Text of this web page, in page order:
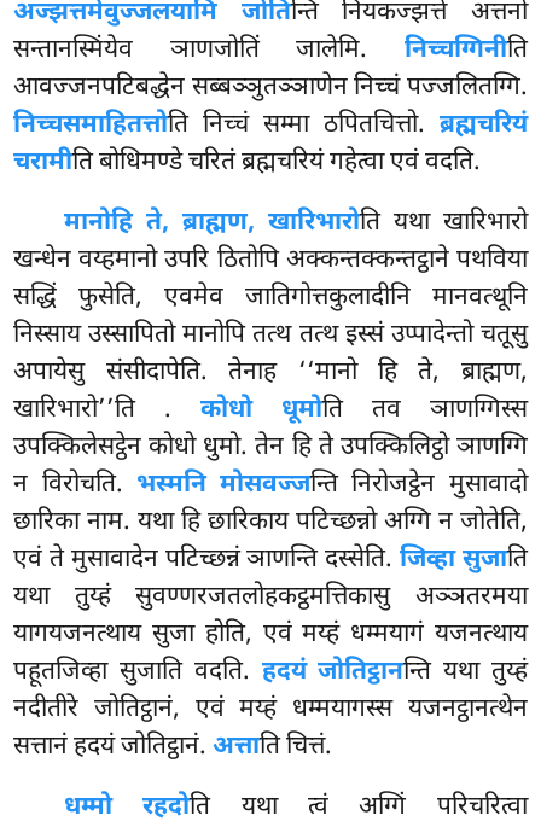
अज्झत्तमेवुज्जलयामि जोतिन्ति नियकज्झत्ते अत्तनो
सन्तानस्मिंयेव ञाणजोतिं जालेमि. निच्चग्गिनीति
आवज्जनपटिबद्धेन सब्बञ्ञुतञ्ञाणेन निच्चं पज्जलितग्गि.
निच्चसमाहितत्तोति निच्चं सम्मा ठपितचित्तो. ब्रह्मचरियं
चरामीति बोधिमण्डे चरितं ब्रह्मचरियं गहेत्वा एवं वदति.
मानोहि ते, ब्राह्मण, खारिभारोति यथा खारिभारो
खन्धेन वय्हमानो उपरि ठितोपि अक्कन्तक्कन्तट्ठाने पथविया
सद्धिं फुसेति, एवमेव जातिगोत्तकुलादीनि मानवत्थूनि
निस्साय उस्सापितो मानोपि तत्थ तत्थ इस्सं उप्पादेन्तो चतूसु
अपायेसु संसीदापेति. तेनाह ‘‘मानो हि ते, ब्राह्मण,
खारिभारो’’ति .कोधो धूमोति तव ञाणग्गिस्स
उपक्किलेसट्ठेन कोधो धुमो. तेन हि ते उपक्किलिट्ठो ञाणग्गि
न विरोचति. भस्मनि मोसवज्जन्ति निरोजट्ठेन मुसावादो
छारिका नाम. यथा हि छारिकाय पटिच्छन्नो अग्गि न जोतेति,
एवं ते मुसावादेन पटिच्छन्नं ञाणन्ति दस्सेति. जिव्हा सुजाति
यथा तुय्हं सुवण्णरजतलोहकट्ठमत्तिकासु अञ्ञतरमया
यागयजनत्थाय सुजा होति, एवं मय्हं धम्मयागं यजनत्थाय
पहूतजिव्हा सुजाति वदति. हदयं जोतिट्ठानन्ति यथा तुय्हं
नदीतीरे जोतिट्ठानं, एवं मय्हं धम्मयागस्स यजनट्ठानत्थेन
सत्तानं हदयं जोतिट्ठानं.अत्ताति चित्तं.
धम्मो रहदोति यथा त्वं अग्गिं परिचरित्वा